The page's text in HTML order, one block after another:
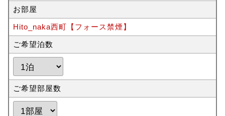
お部屋
Hito_naka西町【フォース禁煙】
ご希望泊数
ご希望部屋数